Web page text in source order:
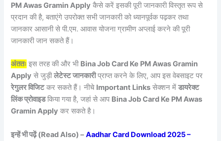
PM Awas Gramin Apply कैसे करें इसकी पूरी जानकारी विस्तृत रूप से
प्रदान की है, बताएंगे उपरोक्त सभी जानकारी को ध्यानपूर्वक पढ़कर तथा
जानकार आसानी से पी.एम. आवास योजना ग्रामीण अप्लाई करने की पूरी
जानकारी जान सकते हैं।
अंततः इस तरह की और भी Bina Job Card Ke PM Awas Gramin
Apply से जुड़ीलेटेस्ट जानकारीप्राप्त करने के लिए, आप इस वेबसाइट पर
रेगुलर विजिटकर सकते हैं। नीचे Important Links सेक्शन मेंडायरेक्ट
लिंक प्रोवाइडकिया गया है, जहां से आप Bina Job Card Ke PM Awas
Gramin Apply कर सकते है।
इन्हें भी पढ़ें (Read Also) – Aadhar Card Download 2025 –